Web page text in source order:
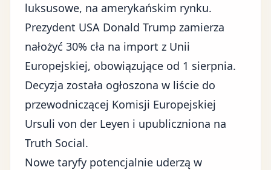
luksusowe, na amerykańskim rynku.
Prezydent USA Donald Trump zamierza
nałożyć 30% cła na import z Unii
Europejskiej, obowiązujące od 1 sierpnia.
Decyzja została ogłoszona w liście do
przewodniczącej Komisji Europejskiej
Ursuli von der Leyen i upubliczniona na
Truth Social.
Nowe taryfy potencjalnie uderzą w